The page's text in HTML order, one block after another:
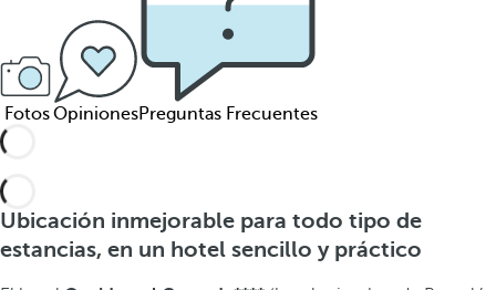
FotosOpinionesPreguntas Frecuentes
Ubicación inmejorable para todo tipo de
estancias, en un hotel sencillo y práctico